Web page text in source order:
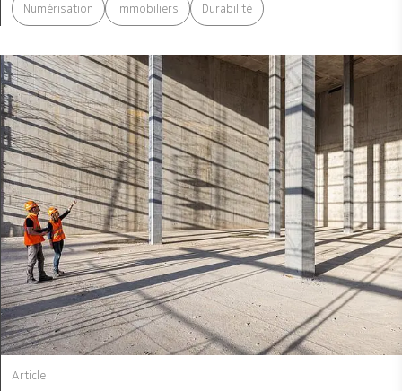
Numérisation Immobiliers Durabilité
Article